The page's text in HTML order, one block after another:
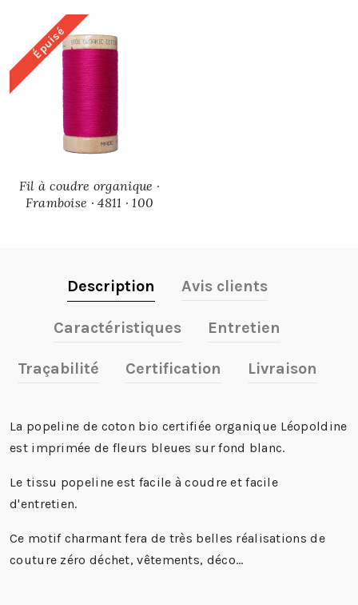
Épuisé
Fil à coudre organique ·
Framboise · 4811 · 100
Description Avis clients
Caractéristiques Entretien
Traçabilité Certification Livraison
La popeline de coton bio certifiée organique Léopoldine
est imprimée de fleurs bleues sur fond blanc.
Le tissu popeline est facile à coudre et facile
d'entretien.
Ce motif charmant fera de très belles réalisations de
couture zéro déchet, vêtements, déco...